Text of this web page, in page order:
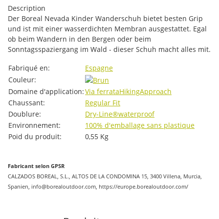
Description
Der Boreal Nevada Kinder Wanderschuh bietet besten Grip
und ist mit einer wasserdichten Membran ausgestattet. Egal
ob beim Wandern in den Bergen oder beim
Sonntagsspaziergang im Wald - dieser Schuh macht alles mit.
#productDetails.itemInformation#
#productDetails.itemValue#
Fabriqué en:
Espagne
Couleur:
Domaine d'application:Via ferrataHikingApproach
Chaussant:
Regular Fit
Doublure:
Dry-Line®waterproof
Environnement:
100% d'emballage sans plastique
Poid du produit:
0,55 Kg
Fabricant selon GPSR
CALZADOS BOREAL, S.L., ALTOS DE LA CONDOMINA 15, 3400 Villena, Murcia,
Spanien, info@borealoutdoor.com, https://europe.borealoutdoor.com/